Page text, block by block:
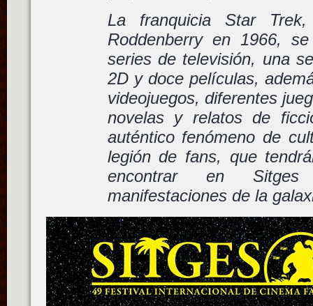
La franquicia Star
Roddenberry en 1966,
series de televisión, una
2D y doce películas,
videojuegos, diferentes
novelas y relatos de
auténtico fenómeno de
legión de fans, que
encontrar en
manifestaciones de la